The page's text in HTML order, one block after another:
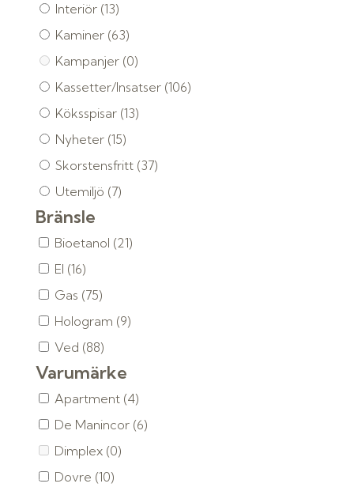
Interiör (13)
Kaminer (63)
Kampanjer (0)
Kassetter/Insatser (106)
Köksspisar (13)
Nyheter (15)
Skorstensfritt (37)
Utemiljö (7)
Bränsle
Bioetanol (21)
El (16)
Gas (75)
Hologram (9)
Ved (88)
Varumärke
Apartment (4)
De Manincor (6)
Dimplex (0)
Dovre (10)